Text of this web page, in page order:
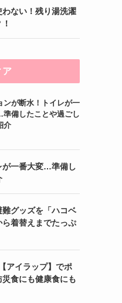
ない！残り湯洗濯
ア
ンが断水！トイレが一
備したことや過ごし
介
が一番大変…準備し
難グッズを「ハコベ
着替えまでたっぷ
アイラップ】でポ
食にも健康食にも